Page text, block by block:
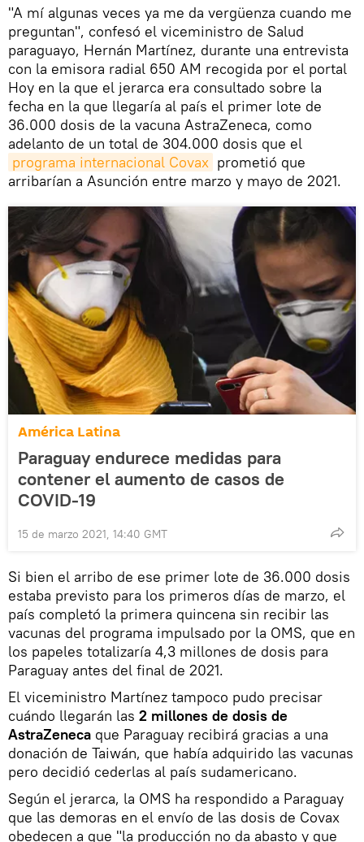
"A mí algunas veces ya me da vergüenza cuando me
preguntan", confesó el viceministro de Salud
paraguayo, Hernán Martínez, durante una entrevista
con la emisora radial 650 AM recogida por el portal
Hoy en la que el jerarca era consultado sobre la
fecha en la que llegaría al país el primer lote de
36.000 dosis de la vacuna AstraZeneca, como
adelanto de un total de 304.000 dosis que el
programa internacional Covax prometió que
arribarían a Asunción entre marzo y mayo de 2021.
América Latina
Paraguay endurece medidas para
contener el aumento de casos de
COVID-19
15 de marzo 2021, 14:40 GMT
Si bien el arribo de ese primer lote de 36.000 dosis
estaba previsto para los primeros días de marzo, el
país completó la primera quincena sin recibir las
vacunas del programa impulsado por la OMS, que en
los papeles totalizaría 4,3 millones de dosis para
Paraguay antes del final de 2021.
El viceministro Martínez tampoco pudo precisar
cuándo llegarán las 2 millones de dosis de
AstraZeneca que Paraguay recibirá gracias a una
donación de Taiwán, que había adquirido las vacunas
pero decidió cederlas al país sudamericano.
Según el jerarca, la OMS ha respondido a Paraguay
que las demoras en el envío de las dosis de Covax
obedecen a que "la producción no da abasto y que